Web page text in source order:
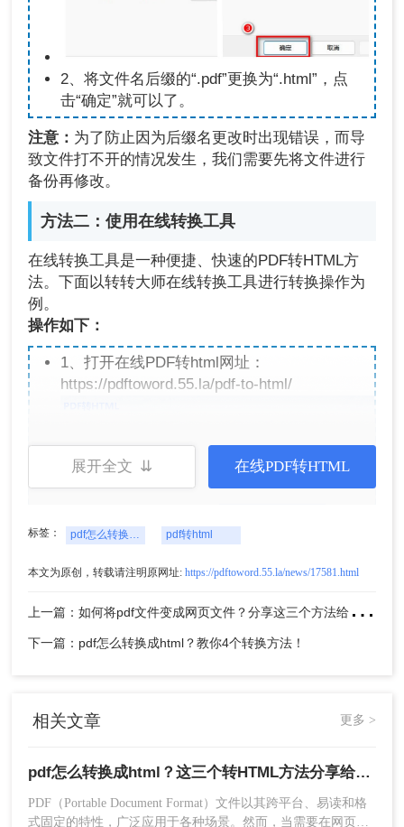
2、将文件名后缀的“.pdf”更换为“.html”，点
击“确定”就可以了。
注意： 为了防止因为后缀名更改时出现错误，而导
致文件打不开的情况发生，我们需要先将文件进行
备份再修改。
方法二：使用在线转换工具
在线转换工具是一种便捷、快速的PDF转HTML方
法。下面以转转大师在线转换工具进行转换操作为
例。
操作如下：
1、打开在线PDF转html网址：
https://pdftoword.55.la/pdf-to-html/
3、PDF文件上传后点击开始转换。
展开全文 ⇊ 在线PDF转HTML
标签： pdf怎么转换成html pdf转html
本文为原创，转载请注明原网址: https://pdftoword.55.la/news/17581.html
上
一篇：如何将pdf文件变成网页文件？分享这三个方法给大家！
下一篇：pdf怎么转换成html？教你4个转换方法！
相关文章 更多 >
pdf怎么转换成html？这三个转HTML方法分享给你！
PDF（Portable Document Format）文件以其跨平台、易读和格
式固定的特性，广泛应用于各种场景。然而，当需要在网页上